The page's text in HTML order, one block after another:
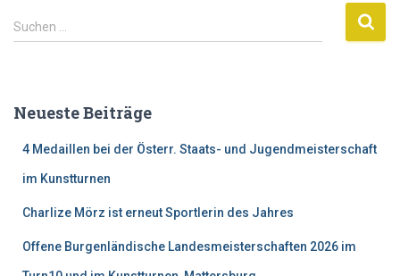
S
u
n
Suchen …
Neueste Beiträge
4 Medaillen bei der Österr. Staats- und Jugendmeisterschaft
im Kunstturnen
Charlize Mörz ist erneut Sportlerin des Jahres
Offene Burgenländische Landesmeisterschaften 2026 im